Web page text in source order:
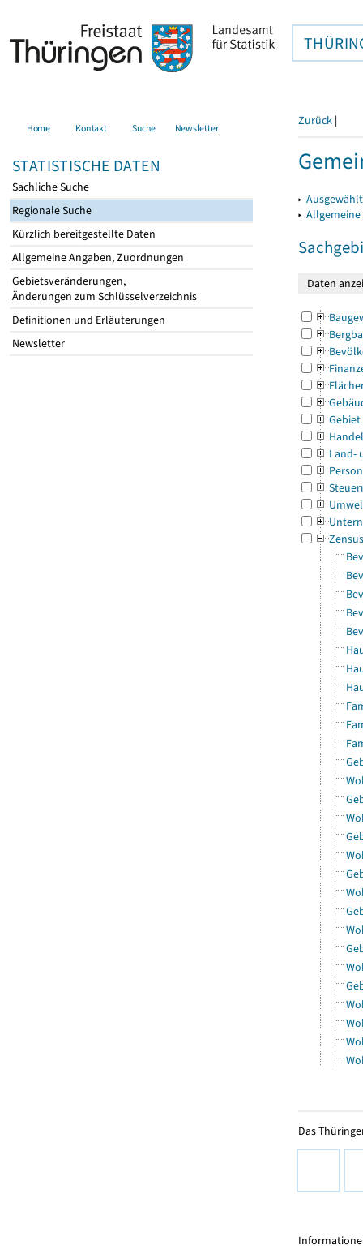
Home Kontakt Suche Newsletter
STATISTISCHE DATEN
Sachliche Suche
Regionale Suche
Kürzlich bereitgestellte Daten
Allgemeine Angaben, Zuordnungen
Gebietsveränderungen,
Änderungen zum Schlüsselverzeichnis
Definitionen und Erläuterungen
Newsletter
Zurück |
▸
▸
Gebiet
Land-
Zensus
Das